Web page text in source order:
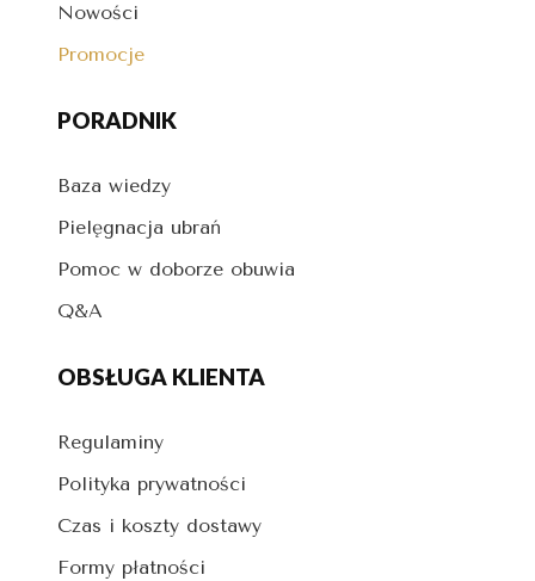
Nowości
Promocje
PORADNIK
Baza wiedzy
Pielęgnacja ubrań
Pomoc w doborze obuwia
Q&A
OBSŁUGA KLIENTA
Regulaminy
Polityka prywatności
Czas i koszty dostawy
Formy płatności